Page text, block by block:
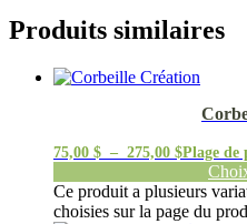
Produits similaires
75,00 $ – 275,00 $Plage de
Ce produit a plusieurs
choisies sur la page du